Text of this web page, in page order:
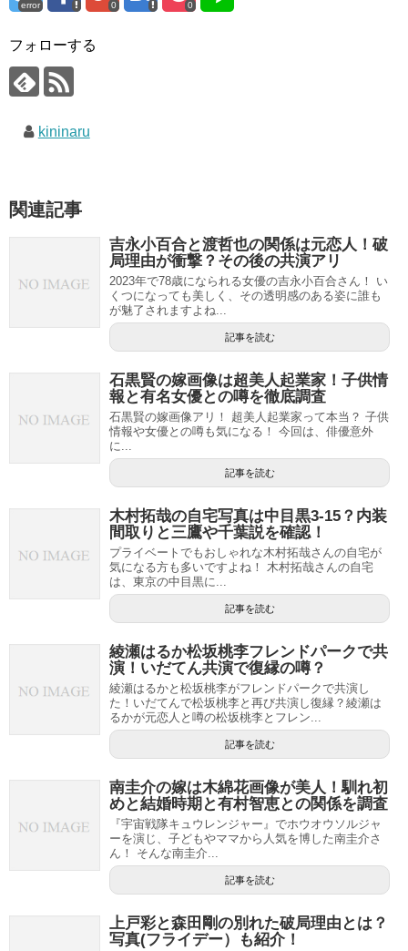
error 0 0
フォローする
kininaru
関連記事
吉永小百合と渡哲也の関係は元恋人！破
局理由が衝撃？その後の共演アリ
2023年で78歳になられる女優の吉永小百合さん！ い
くつになっても美しく、その透明感のある姿に誰も
が魅了されますよね...
記事を読む
石黒賢の嫁画像は超美人起業家！子供情
報と有名女優との噂を徹底調査
石黒賢の嫁画像アリ！ 超美人起業家って本当？ 子供
情報や女優との噂も気になる！ 今回は、俳優意外
に...
記事を読む
木村拓哉の自宅写真は中目黒3-15？内装
間取りと三鷹や千葉説を確認！
プライベートでもおしゃれな木村拓哉さんの自宅が
気になる方も多いですよね！ 木村拓哉さんの自宅
は、東京の中目黒に...
記事を読む
綾瀬はるか松坂桃李フレンドパークで共
演！いだてん共演で復縁の噂？
綾瀬はるかと松坂桃李がフレンドパークで共演し
た！いだてんで松坂桃李と再び共演し復縁？綾瀬は
るかが元恋人と噂の松坂桃李とフレン...
記事を読む
南圭介の嫁は木綿花画像が美人！馴れ初
めと結婚時期と有村智恵との関係を調査
『宇宙戦隊キュウレンジャー』でホウオウソルジャ
ーを演じ、子どもやママから人気を博した南圭介さ
ん！ そんな南圭介...
記事を読む
上戸彩と森田剛の別れた破局理由とは？
写真(フライデー）も紹介！